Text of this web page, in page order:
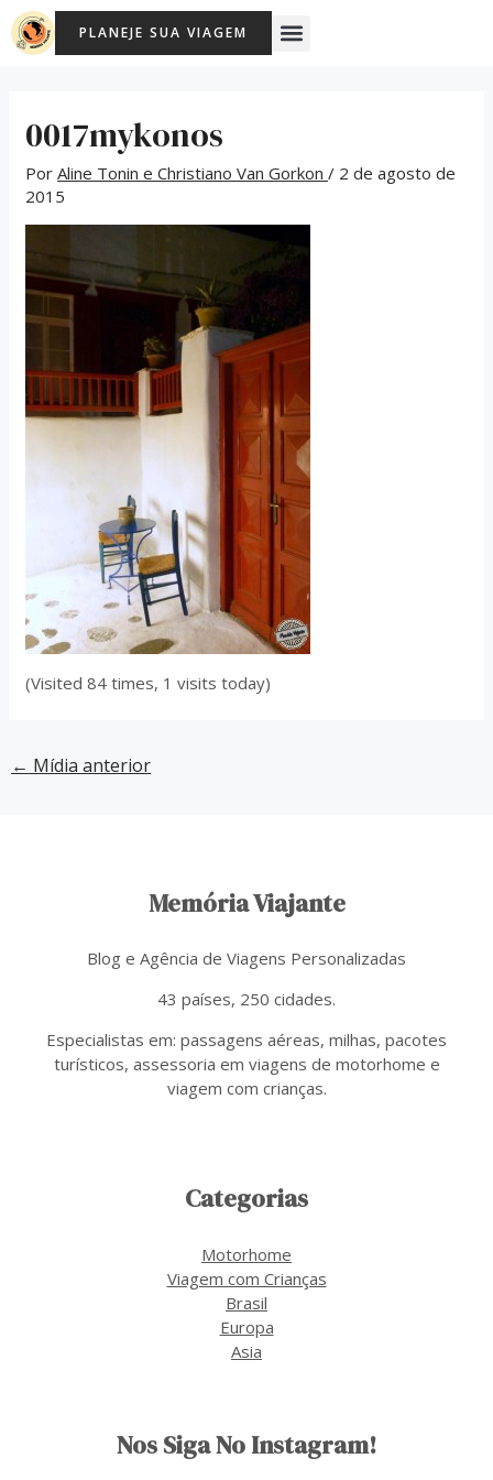
para
PLANEJE SUA VIAGEM Menu
0017mykonos
PorAline Tonin e Christiano Van Gorkon/ 2 de agosto de
2015
(Visited 84 times, 1 visits today)
Post
navigation
← Mídia anterior
Memória Viajante
Blog e Agência de Viagens Personalizadas
43 países, 250 cidades.
Especialistas em: passagens aéreas, milhas, pacotes
turísticos, assessoria em viagens de motorhome e
viagem com crianças.
Categorias
Motorhome
Viagem com Crianças
Brasil
Europa
Asia
Nos Siga No Instagram!